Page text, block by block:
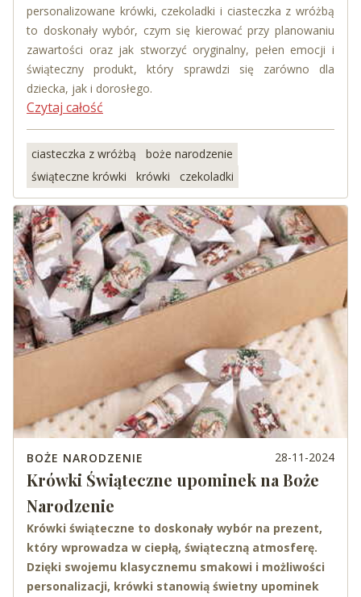
personalizowane krówki, czekoladki i ciasteczka z wróżbą
to doskonały wybór, czym się kierować przy planowaniu
zawartości oraz jak stworzyć oryginalny, pełen emocji i
świąteczny produkt, który sprawdzi się zarówno dla
dziecka, jak i dorosłego.
Czytaj całość
ciasteczka z wróżbą
boże narodzenie
świąteczne krówki
krówki czekoladki
BOŻE NARODZENIE 28-11-2024
Krówki Świąteczne upominek na Boże
Narodzenie
Krówki świąteczne to doskonały wybór na prezent,
który wprowadza w ciepłą, świąteczną atmosferę.
Dzięki swojemu klasycznemu smakowi i możliwości
personalizacji, krówki stanowią świetny upominek